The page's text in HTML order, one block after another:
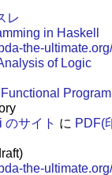
レ
in Haskell
the-
of Logic
のサイト に PDF(
the-